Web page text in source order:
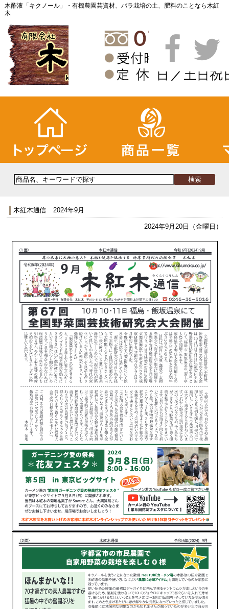
木酢液「キクノール」・有機農園芸資材、バラ栽培の土、肥料のことなら木紅
木
木紅木通信 2024年9月
2024年9月20日（金曜日）